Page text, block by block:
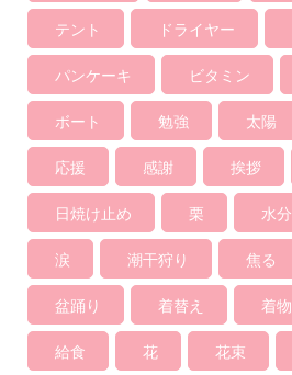
テント ドライヤー
パンケーキ ビタミン
ボート 勉強 太陽
応援 感謝 挨拶
日焼け止め 栗 水分
涙 潮干狩り 焦る
盆踊り 着替え 着物
給食 花 花束